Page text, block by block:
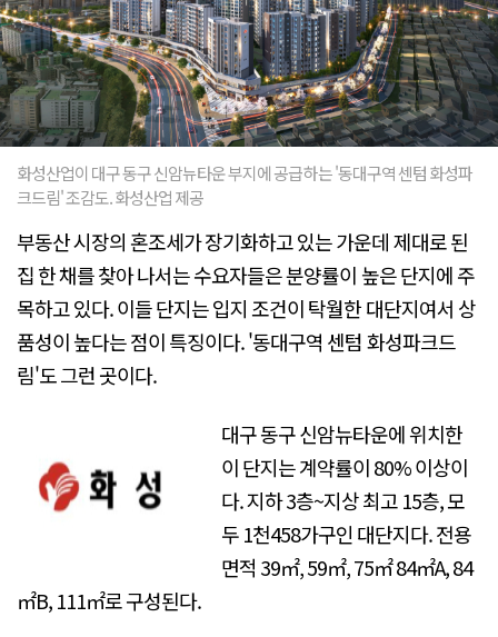
화성산업이 대구 동구 신암뉴타운 부지에 공급하는 '동대구역 센텀 화성파
크드림' 조감도. 화성산업 제공
부동산 시장의 혼조세가 장기화하고 있는 가운데 제대로 된
집 한 채를 찾아 나서는 수요자들은 분양률이 높은 단지에 주
목하고 있다. 이들 단지는 입지 조건이 탁월한 대단지여서 상
품성이 높다는 점이 특징이다. '동대구역 센텀 화성파크드
림'도 그런 곳이다.
대구 동구 신암뉴타운에 위치한
이 단지는 계약률이 80% 이상이
다. 지하 3층~지상 최고 15층, 모
두 1천458가구인 대단지다. 전용
면적 39㎡, 59㎡, 75㎡ 84㎡A, 84
㎡B, 111㎡로 구성된다.